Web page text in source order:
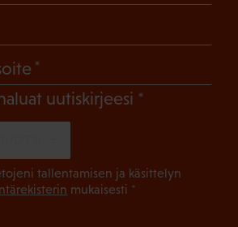
uutiskirjeesi (Pakollinen)
tallentamisen ja käsittelyn
mukaisesti *